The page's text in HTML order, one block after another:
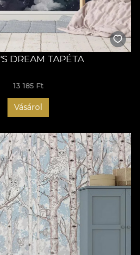
DREAM TAPÉTA
13 185 Ft
Vásárol